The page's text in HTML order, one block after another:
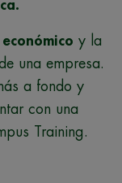
y la
una empresa.
a fondo y
con una
Training.